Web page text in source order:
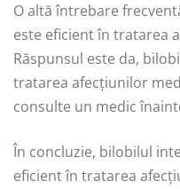
O altă întrebare
este eficient în tratarea
Răspunsul este da,
tratarea afecțiunilor
consulte un medic
În concluzie, bilobilul
eficient în tratarea